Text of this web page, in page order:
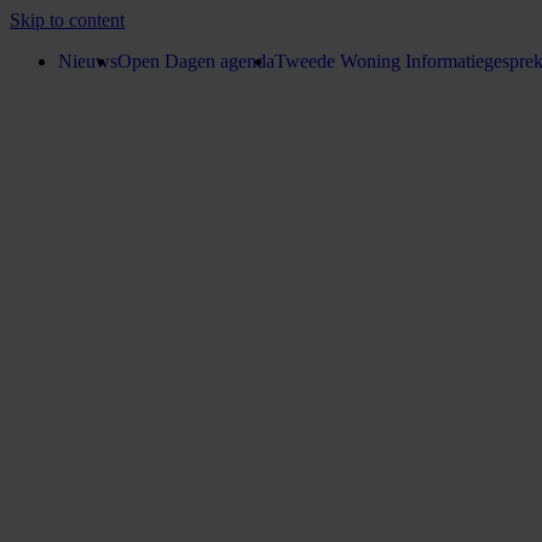
Skip to content
NieuwsOpen Dagen agendaTweede Woning Informatiegesprek